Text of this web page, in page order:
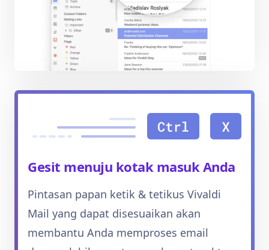
Gesit menuju kotak masuk Anda
Pintasan papan ketik & tetikus Vivaldi
Mail yang dapat disesuaikan akan
membantu Anda memproses email